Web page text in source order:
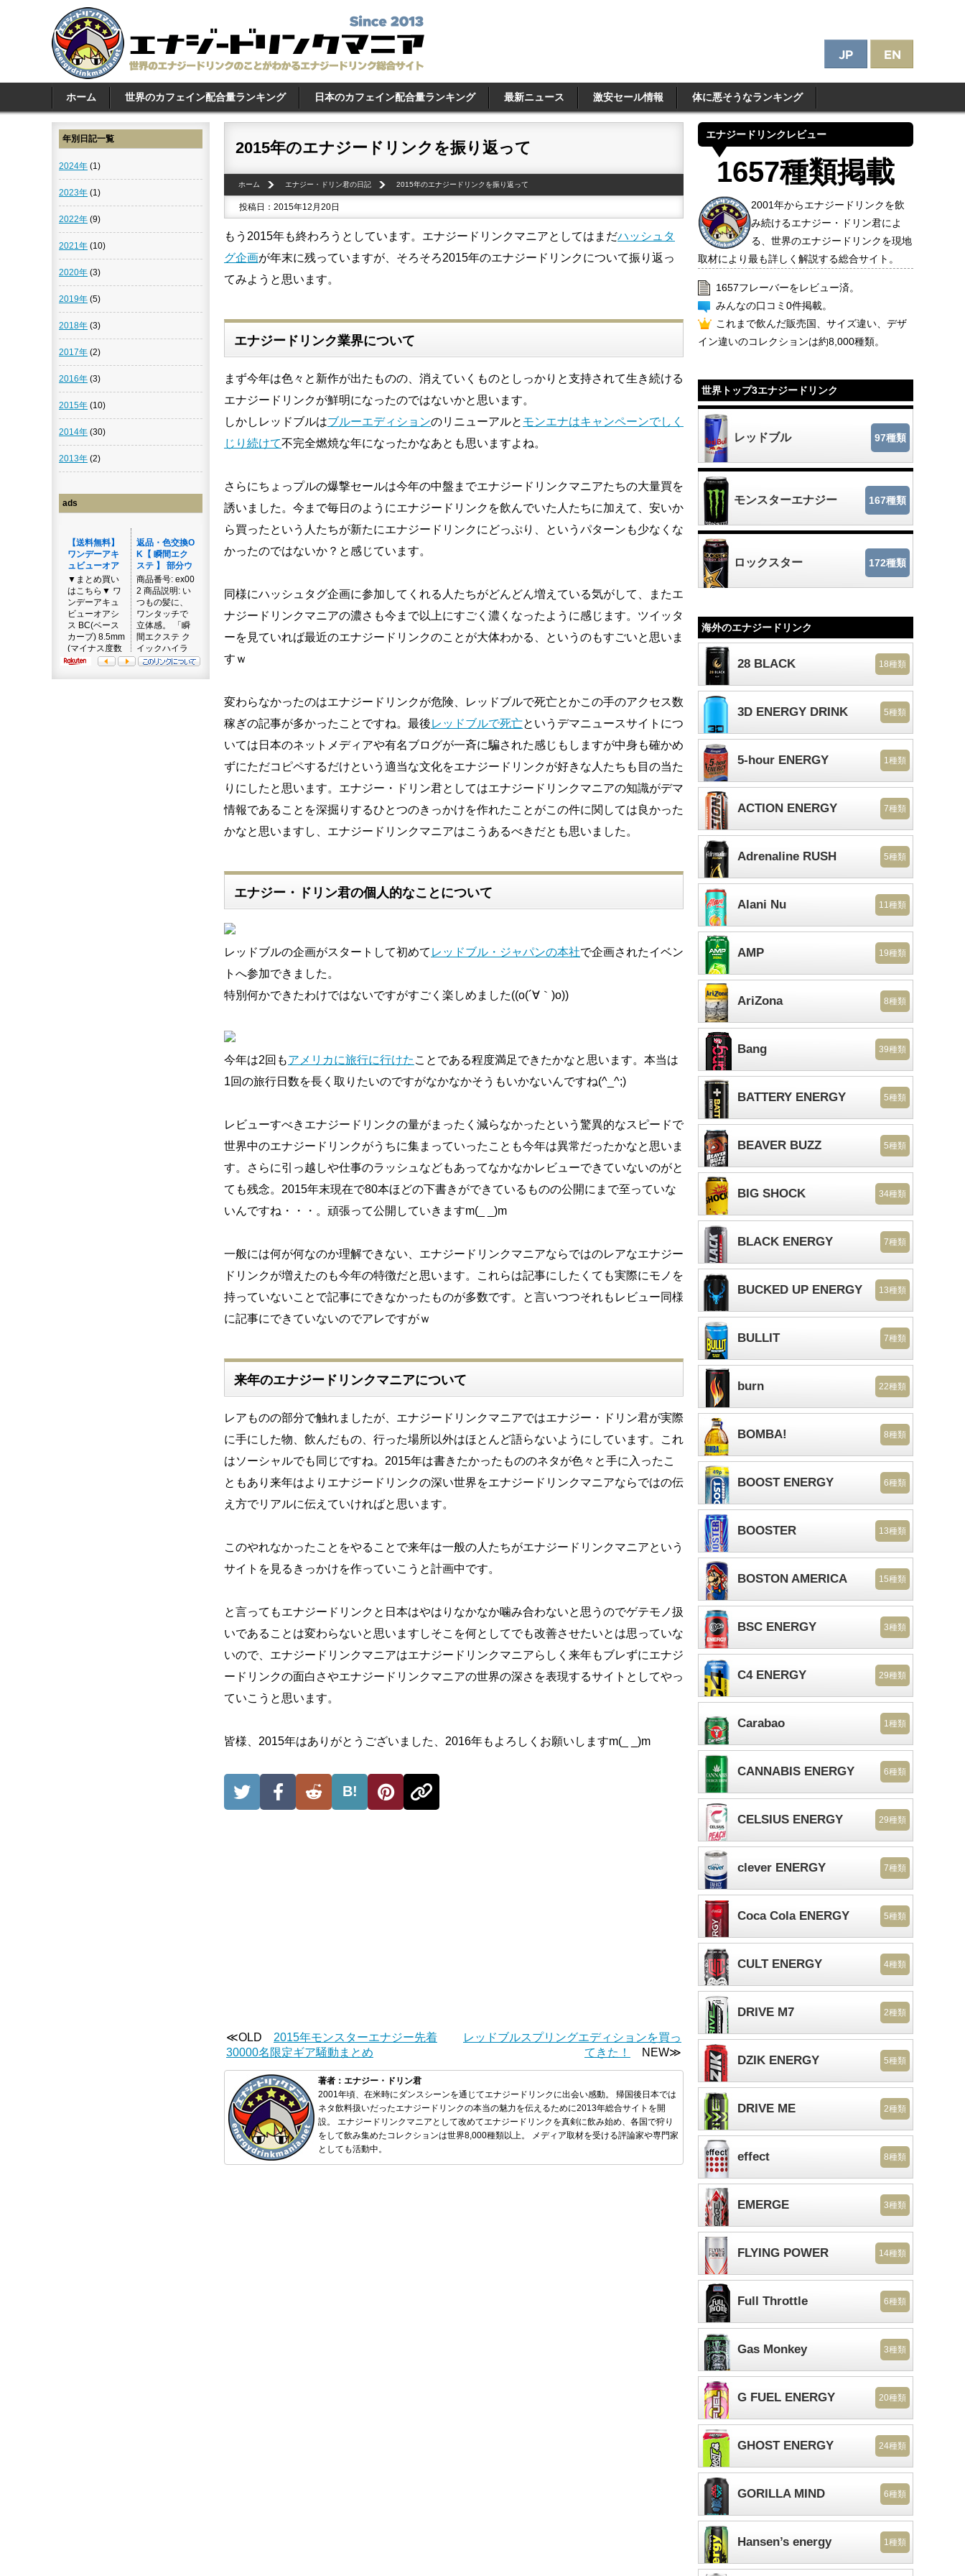
ホーム 世界のカフェイン配合量ランキング 日本のカフェイン配合量ランキング 最新ニュース 激安セール情報 体に悪そうなランキング
2015年のエナジードリンクを振り返って
ホーム エナジー・ドリン君の日記 2015年のエナジードリンクを振り返って
投稿日：2015年12月20日
もう2015年も終わろうとしています。エナジードリンクマニアとしてはまだハッシュタ
グ企画が年末に残っていますが、そろそろ2015年のエナジードリンクについて振り返っ
てみようと思います。
エナジードリンク業界について
まず今年は色々と新作が出たものの、消えていくものとしっかりと支持されて生き続ける
エナジードリンクが鮮明になったのではないかと思います。
しかしレッドブルはブルーエディションのリニューアルと モンエナはキャンペーンでしく
じり続けて不完全燃焼な年になったかなあとも思いますよね。
さらにちょっプルの爆撃セールは今年の中盤までエナジードリンクマニアたちの大量買を
誘いました。今まで毎日のようにエナジードリンクを飲んでいた人たちに加えて、安いか
ら買ったという人たちが新たにエナジードリンクにどっぷり、というパターンも少なくな
かったのではないか？と感じています。
同様にハッシュタグ企画に参加してくれる人たちがどんどん増えている気がして、またエ
ナジードリンクマニアの濃さも今まで以上にすごく濃くなったように感じます。ツイッタ
ーを見ていれば最近のエナジードリンクのことが大体わかる、というのもすごいと思いま
すｗ
変わらなかったのはエナジードリンクが危険、レッドブルで死亡とかこの手のアクセス数
稼ぎの記事が多かったことですね。最後レッドブルで死亡というデマニュースサイトにつ
いては日本のネットメディアや有名ブログが一斉に騙された感じもしますが中身も確かめ
ずにただコピペするだけという適当な文化をエナジードリンクが好きな人たちも目の当た
りにしたと思います。エナジー・ドリン君としてはエナジードリンクマニアの知識がデマ
情報であることを深掘りするひとつのきっかけを作れたことがこの件に関しては良かった
かなと思いますし、エナジードリンクマニアはこうあるべきだとも思いました。
エナジー・ドリン君の個人的なことについて
レッドブルの企画がスタートして初めて レッドブル・ジャパンの本社で企画されたイベン
トへ参加できました。
特別何かできたわけではないですがすごく楽しめました((o(´∀｀)o))
今年は2回もアメリカに旅行に行けた ことである程度満足できたかなと思います。本当は
1回の旅行日数を長く取りたいのですがなかなかそうもいかないんですね(^_^;)
レビューすべきエナジードリンクの量がまったく減らなかったという驚異的なスピードで
世界中のエナジードリンクがうちに集まっていったことも今年は異常だったかなと思いま
す。さらに引っ越しや仕事のラッシュなどもあってなかなかレビューできていないのがと
ても残念。2015年末現在で80本ほどの下書きができているものの公開にまで至っていな
いんですね・・・。頑張って公開していきますm(_ _)m
一般には何が何なのか理解できない、エナジードリンクマニアならではのレアなエナジー
ドリンクが増えたのも今年の特徴だと思います。これらは記事にしたくても実際にモノを
持っていないことで記事にできなかったものが多数です。と言いつつそれもレビュー同様
に記事にできていないのでアレですがｗ
来年のエナジードリンクマニアについて
レアものの部分で触れましたが、エナジードリンクマニアではエナジー・ドリン君が実際
に手にした物、飲んだもの、行った場所以外はほとんど語らないようにしています。これ
はソーシャルでも同じですね。2015年は書きたかったもののネタが色々と手に入ったこ
ともあり来年はよりエナジードリンクの深い世界をエナジードリンクマニアならではの伝
え方でリアルに伝えていければと思います。
このやれなかったことをやることで来年は一般の人たちがエナジードリンクマニアという
サイトを見るきっかけを作っていこうと計画中です。
と言ってもエナジードリンクと日本はやはりなかなか噛み合わないと思うのでゲテモノ扱
いであることは変わらないと思いますしそこを何としてでも改善させたいとは思っていな
いので、エナジードリンクマニアはエナジードリンクマニアらしく来年もブレずにエナジ
ードリンクの面白さやエナジードリンクマニアの世界の深さを表現するサイトとしてやっ
ていこうと思います。
皆様、2015年はありがとうございました、2016年もよろしくお願いしますm(_ _)m
B!
≪OLD 2015年モンスターエナジー先着
30000名限定ギア騒動まとめ
レッドブルスプリングエディションを買っ
てきた！
NEW≫
著者：エナジー・ドリン君
2001年頃、在米時にダンスシーンを通じてエナジードリンクに出会い感動。 帰国後日本では
ネタ飲料扱いだったエナジードリンクの本当の魅力を伝えるために2013年総合サイトを開
設。 エナジードリンクマニアとして改めてエナジードリンクを真剣に飲み始め、各国で狩り
をして飲み集めたコレクションは世界8,000種類以上。 メディア取材を受ける評論家や専門家
としても活動中。
年別日記一覧
2024年 (1)
2023年 (1)
2022年 (9)
2021年 (10)
2020年 (3)
2019年 (5)
2018年 (3)
2017年 (2)
2016年 (3)
2015年 (10)
2014年 (30)
2013年 (2)
ads
エナジードリンクレビュー
1657種類掲載
2001年からエナジードリンクを飲
み続けるエナジー・ドリン君によ
る、世界のエナジードリンクを現地
取材により最も詳しく解説する総合サイト。
1657フレーバーをレビュー済。
みんなの口コミ0件掲載。
これまで飲んだ販売国、サイズ違い、デザ
イン違いのコレクションは約8,000種類。
世界トップ3エナジードリンク
レッドブル 97種類
モンスターエナジー 167種類
ロックスター 172種類
海外のエナジードリンク
28 BLACK 18種類
3D ENERGY DRINK 5種類
5-hour ENERGY 1種類
ACTION ENERGY 7種類
Adrenaline RUSH 5種類
Alani Nu 11種類
AMP 19種類
AriZona 8種類
Bang 39種類
BATTERY ENERGY 5種類
BEAVER BUZZ 5種類
BIG SHOCK 34種類
BLACK ENERGY 7種類
BUCKED UP ENERGY 13種類
BULLIT 7種類
burn 22種類
BOMBA! 8種類
BOOST ENERGY 6種類
BOOSTER 13種類
BOSTON AMERICA 15種類
BSC ENERGY 3種類
C4 ENERGY 29種類
Carabao 1種類
CANNABIS ENERGY 6種類
CELSIUS ENERGY 29種類
clever ENERGY 7種類
Coca Cola ENERGY 5種類
CULT ENERGY 4種類
DRIVE M7 2種類
DZIK ENERGY 5種類
DRIVE ME 2種類
effect 8種類
EMERGE 3種類
FLYING POWER 14種類
Full Throttle 6種類
Gas Monkey 3種類
G FUEL ENERGY 20種類
GHOST ENERGY 24種類
GORILLA MIND 6種類
Hansen’s energy 1種類